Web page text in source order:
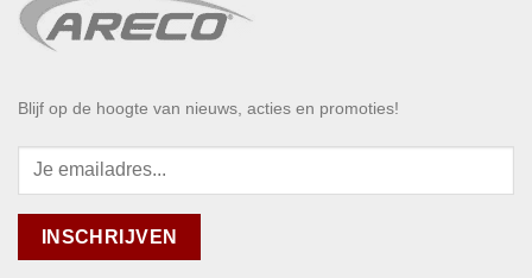
Blijf op de hoogte van nieuws, acties en promoties!